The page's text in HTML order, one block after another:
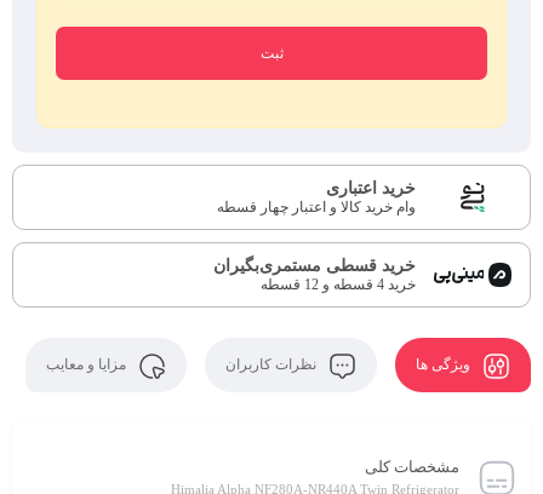
خرید اعتباری
وام خرید کالا و اعتبار چهار قسطه
خرید قسطی مستمری‌بگیران
خرید 4 قسطه و 12 قسطه
ویژگی ها نظرات کاربران مزایا و معایب
مشخصات کلی
Himalia Alpha NF280A-NR440A Twin Refrigerator